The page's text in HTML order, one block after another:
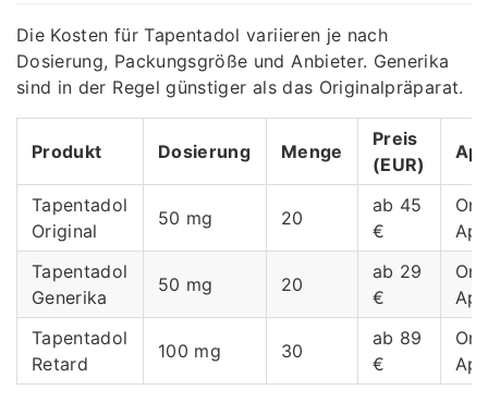
Die Kosten für Tapentadol variieren je nach
Dosierung, Packungsgröße und Anbieter. Generika
sind in der Regel günstiger als das Originalpräparat.
Produkt Dosierung Menge
Preis
(EUR)
Tapentadol
Original
50 mg 20
ab 45
€
Tapentadol
Generika
50 mg 20
ab 29
€
Tapentadol
Retard
100 mg 30
ab 89
€